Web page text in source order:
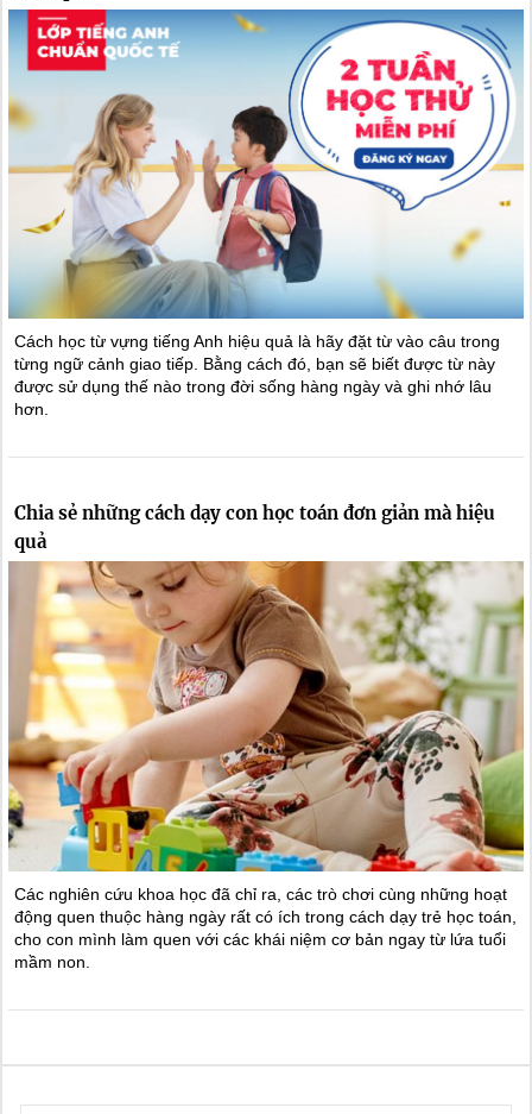
Cách học từ vựng tiếng Anh hiệu quả là hãy đặt từ vào câu trong
từng ngữ cảnh giao tiếp. Bằng cách đó, bạn sẽ biết được từ này
được sử dụng thế nào trong đời sống hàng ngày và ghi nhớ lâu
hơn.
Chia sẻ những cách dạy con học toán đơn giản mà hiệu
quả
Các nghiên cứu khoa học đã chỉ ra, các trò chơi cùng những hoạt
động quen thuộc hàng ngày rất có ích trong cách dạy trẻ học toán,
cho con mình làm quen với các khái niệm cơ bản ngay từ lứa tuổi
mầm non.